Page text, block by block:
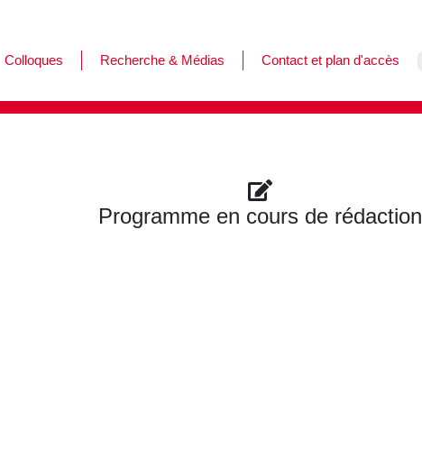
Colloques Recherche & Médias Contact et plan d'accès
Programme en cours de rédaction